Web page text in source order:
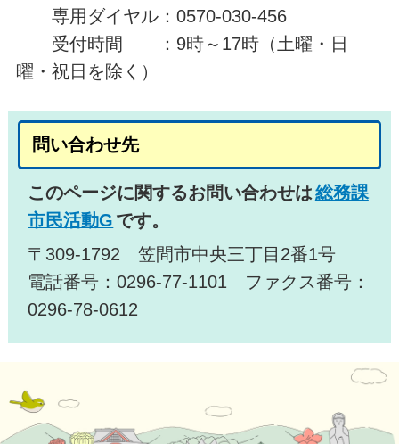
専用ダイヤル：0570-030-456
受付時間 ：9時～17時（土曜・日
曜・祝日を除く）
問い合わせ先
このページに関するお問い合わせは総務課
市民活動G です。
〒309-1792 笠間市中央三丁目2番1号
電話番号：0296-77-1101 ファクス番号：
0296-78-0612